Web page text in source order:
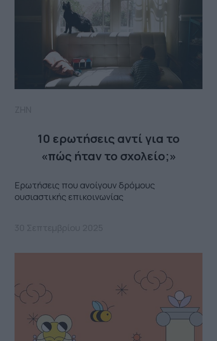
10 ερωτήσεις αντί για το
«πώς ήταν το σχολείο;»
Ερωτήσεις που ανοίγουν δρόμους
ουσιαστικής επικοινωνίας